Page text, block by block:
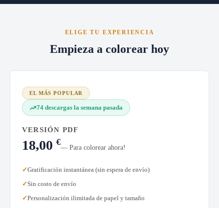
ELIGE TU EXPERIENCIA
Empieza a colorear hoy
EL MÁS POPULAR
74 descargas la semana pasada
VERSIÓN PDF
18,00 €
— Para colorear ahora!
Gratificación instantánea (sin espera de envío)
Sin costo de envío
Personalización ilimitada de papel y tamaño